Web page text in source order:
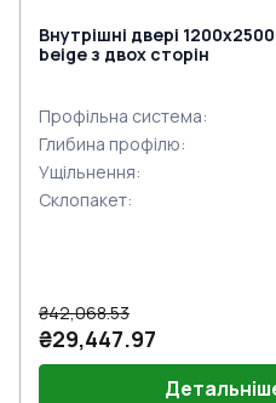
Внутрішні двері
beige з двох сторін
Профільна система:
Глибина профілю:
Ущільнення:
Склопакет:
₴42,068.53
₴29,447.97